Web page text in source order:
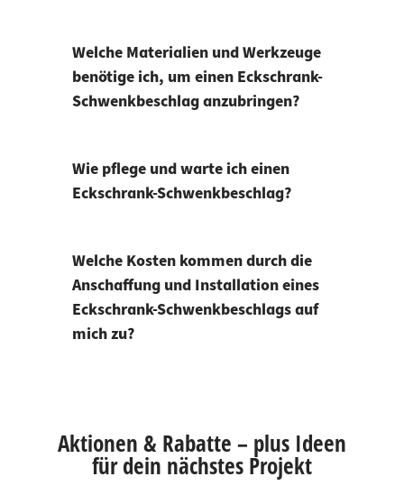
Welche Materialien und Werkzeuge
benötige ich, um einen Eckschrank-
Schwenkbeschlag anzubringen?
Wie pflege und warte ich einen
Eckschrank-Schwenkbeschlag?
Welche Kosten kommen durch die
Anschaffung und Installation eines
Eckschrank-Schwenkbeschlags auf
mich zu?
Aktionen & Rabatte – plus Ideen
für dein nächstes Projekt